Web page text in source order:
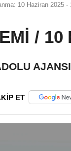
10 Haziran 2025 -
/ 10
AJANSI
ET